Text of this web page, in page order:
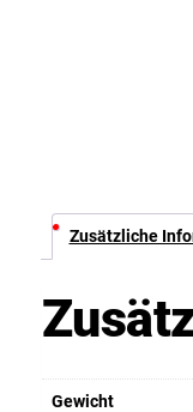
Zusätzliche
Gewicht